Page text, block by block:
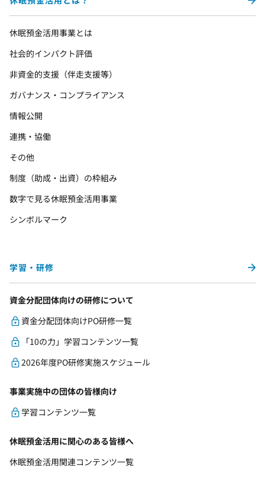
休眠預金活用事業とは
社会的インパクト評価
非資金的支援（伴走支援等）
ガバナンス・コンプライアンス
情報公開
連携・協働
その他
制度（助成・出資）の枠組み
数字で見る休眠預金活用事業
シンボルマーク
学習・研修
資金分配団体向けの研修について
資金分配団体向けPO研修一覧
「10の力」学習コンテンツ一覧
2026年度PO研修実施スケジュール
事業実施中の団体の皆様向け
学習コンテンツ一覧
休眠預金活用に関心のある皆様へ
休眠預金活用関連コンテンツ一覧